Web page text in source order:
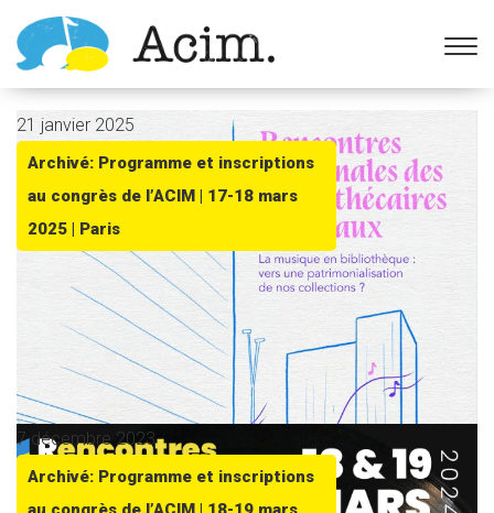
Ouvrir la barre d’outils
21 janvier 2025
Archivé: Programme et inscriptions
au congrès de l’ACIM | 17-18 mars
2025 | Paris
7 décembre 2023
Archivé: Programme et inscriptions